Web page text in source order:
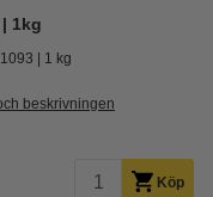
1kg
1 kg
beskrivningen
Köp